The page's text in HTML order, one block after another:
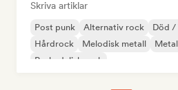
Skriva artiklar
Post punk Alternativ rock Död /
Hårdrock
Melodisk metall
Psykedelisk rock